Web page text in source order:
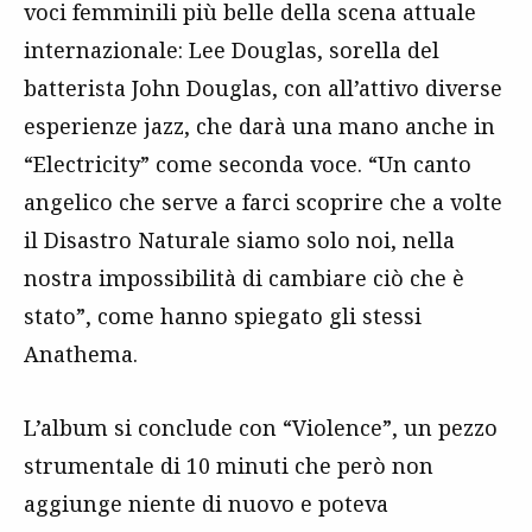
voci femminili più belle della scena attuale
internazionale: Lee Douglas, sorella del
batterista John Douglas, con all’attivo diverse
esperienze jazz, che darà una mano anche in
“Electricity” come seconda voce. “Un canto
angelico che serve a farci scoprire che a volte
il Disastro Naturale siamo solo noi, nella
nostra impossibilità di cambiare ciò che è
stato”, come hanno spiegato gli stessi
Anathema.
L’album si conclude con “Violence”, un pezzo
strumentale di 10 minuti che però non
aggiunge niente di nuovo e poteva